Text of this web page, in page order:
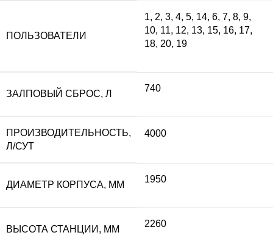
ПОЛЬЗОВАТЕЛИ
1, 2, 3, 4, 5, 14, 6, 7, 8, 9,
10, 11, 12, 13, 15, 16, 17,
18, 20, 19
ЗАЛПОВЫЙ СБРОС, Л
740
ПРОИЗВОДИТЕЛЬНОСТЬ,
Л/СУТ
4000
ДИАМЕТР КОРПУСА, ММ
1950
ВЫСОТА СТАНЦИИ, ММ
2260